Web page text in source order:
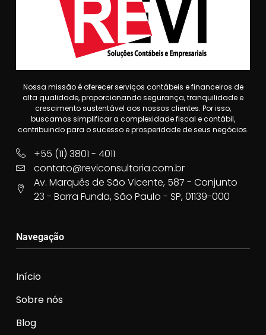
Nossa missão é oferecer serviços contábeis e financeiros de
alta qualidade, proporcionando segurança, tranquilidade e
crescimento sustentável aos nossos clientes. Por isso,
buscamos simplificar a complexidade fiscal e contábil,
contribuindo para o sucesso e prosperidade de seus negócios.
+55 (11) 3801 - 4011
contato@reviconsultoria.com.br
Av. Marquês de São Vicente, 587 - Conjunto
23 - Barra Funda, São Paulo - SP, 01139-000
Navegação
Início
Sobre nós
Blog